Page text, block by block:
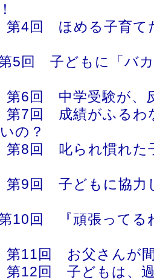
第4回 ほめる子育て
5回 子どもに「バ
第6回 中学受験が、
第7回 成績がふるわ
の？
第8回 叱られ慣れた
第9回 子どもに協力
10回 『頑張ってる
第11回 お父さんが
第12回 子どもは、